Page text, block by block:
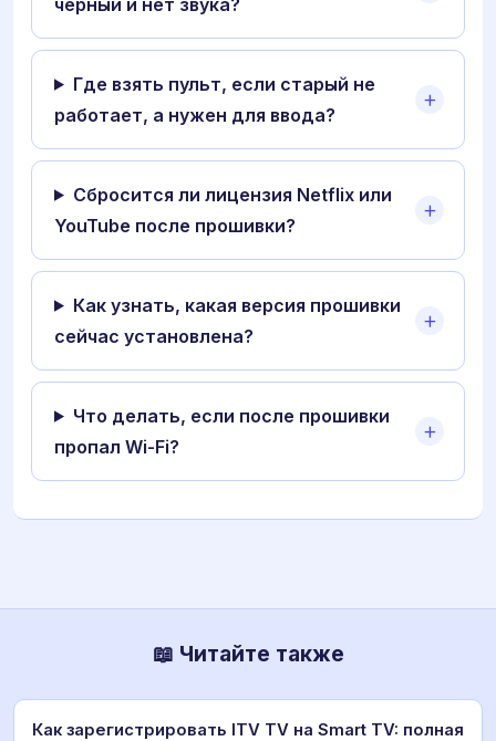
Где взять пульт, если старый не
работает, а нужен для ввода?
Сбросится ли лицензия Netflix или
YouTube после прошивки?
Как узнать, какая версия прошивки
сейчас установлена?
Что делать, если после прошивки
пропал Wi-Fi?
📖 Читайте также
Как зарегистрировать ITV TV на Smart TV: полная